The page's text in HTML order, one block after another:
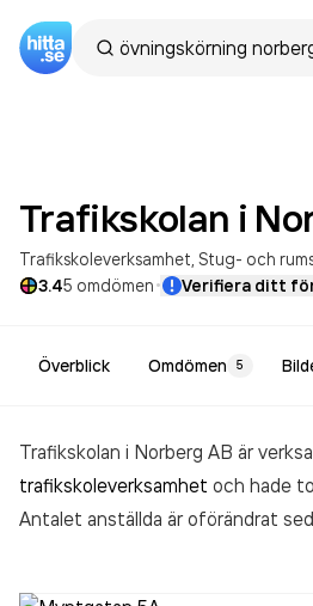
Trafikskolan i
Trafikskoleverksamhet Stug- och
3.45 omdömen· Verifiera ditt
Överblick Omdömen 5
Trafikskolan i Norberg AB är
trafikskoleverksamhet och hade
Antalet anställda är oförändrat